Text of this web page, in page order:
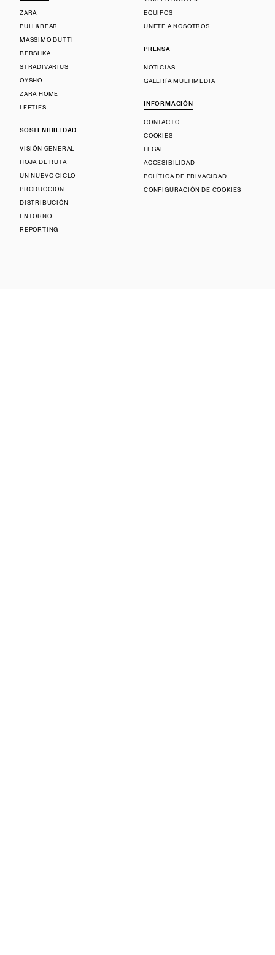
ZARA
PULL&BEAR
MASSIMO DUTTI
BERSHKA
STRADIVARIUS
OYSHO
ZARA HOME
LEFTIES
SOSTENIBILIDAD
VISIÓN GENERAL
HOJA DE RUTA
UN NUEVO CICLO
PRODUCCIÓN
DISTRIBUCIÓN
ENTORNO
REPORTING
EQUIPOS
ÚNETE A NOSOTROS
PRENSA
NOTICIAS
GALERÍA MULTIMEDIA
INFORMACIÓN
CONTACTO
COOKIES
LEGAL
ACCESIBILIDAD
POLÍTICA DE PRIVACIDAD
CONFIGURACIÓN DE COOKIES